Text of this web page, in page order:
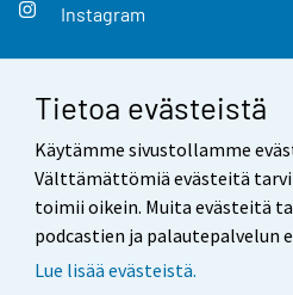
Tietoa evästeistä
Käytämme sivustollamme
Välttämättömiä evästeitä
toimii oikein. Muita evästeitä
podcastien ja palautepalvelun
Lue lisää evästeistä.
Instagram
Yhteystiedot
Palaute
Käyttöehdot